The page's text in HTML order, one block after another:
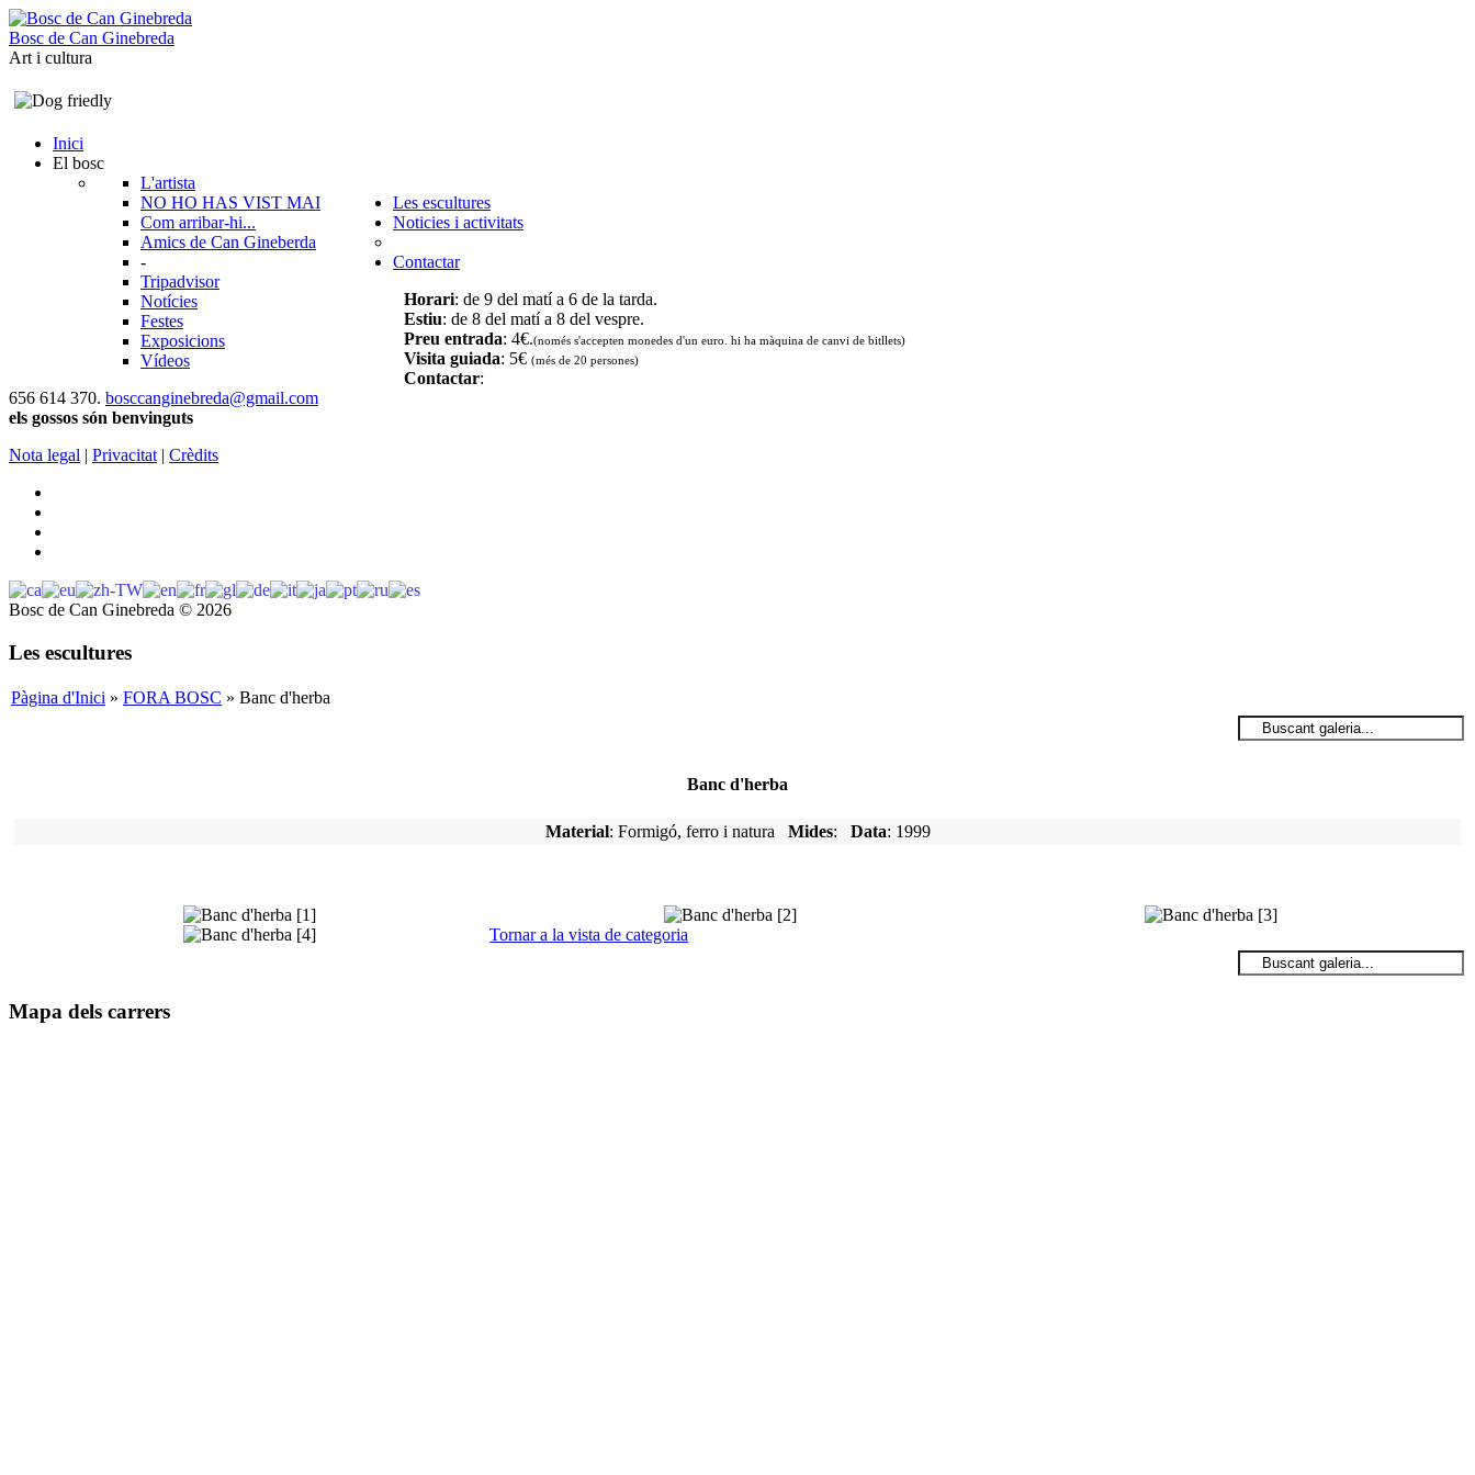
Bosc de Can Ginebreda
Art i cultura
Inici
El bosc
L'artista
NO HO HAS VIST MAI
Com arribar-hi...
Amics de Can Gineberda
-
Tripadvisor
Les escultures
Noticies i activitats
Notícies
Festes
Exposicions
Vídeos
Contactar
Horari: de 9 del matí a 6 de la tarda.
Estiu: de 8 del matí a 8 del vespre.
Preu entrada: 4€.(només s'accepten monedes d'un euro. hi ha màquina de canvi de bitllets)
Visita guiada: 5€ (més de 20 persones)
Contactar:
656 614 370. bosccanginebreda@gmail.com
els gossos són benvinguts
Nota legal | Privacitat | Crèdits
Bosc de Can Ginebreda © 2026
Les escultures
Pàgina d'Inici » FORA BOSC » Banc d'herba
Banc d'herba
Material: Formigó, ferro i natura Mides: Data: 1999
Tornar a la vista de categoria
Mapa dels carrers